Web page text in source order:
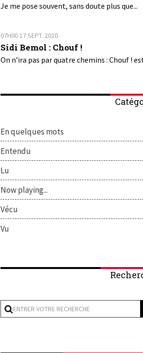
Je me pose souvent, sans doute plus que...
07H00 17SEPT. 2020
Sidi Bemol : Chouf !
On n’ira pas par quatre chemins : Chouf !
En quelques mots
Entendu
Lu
Now playing...
Vécu
Vu